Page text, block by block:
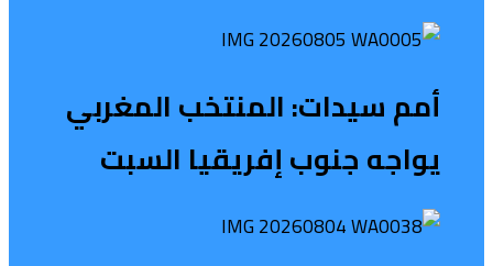
أمم سيدات: المنتخب المغربي
يواجه جنوب إفريقيا السبت